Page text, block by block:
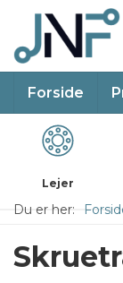
Forside
Lejer
Du er her: